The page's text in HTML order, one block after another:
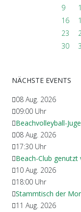
9
16
23
30
NÄCHSTE EVENTS
08 Aug. 2026
09:00 Uhr
Beachvolleyball-
08 Aug. 2026
17:30 Uhr
Beach-Club genutzt
10 Aug. 2026
18:00 Uhr
Stammtisch der
11 Aug. 2026